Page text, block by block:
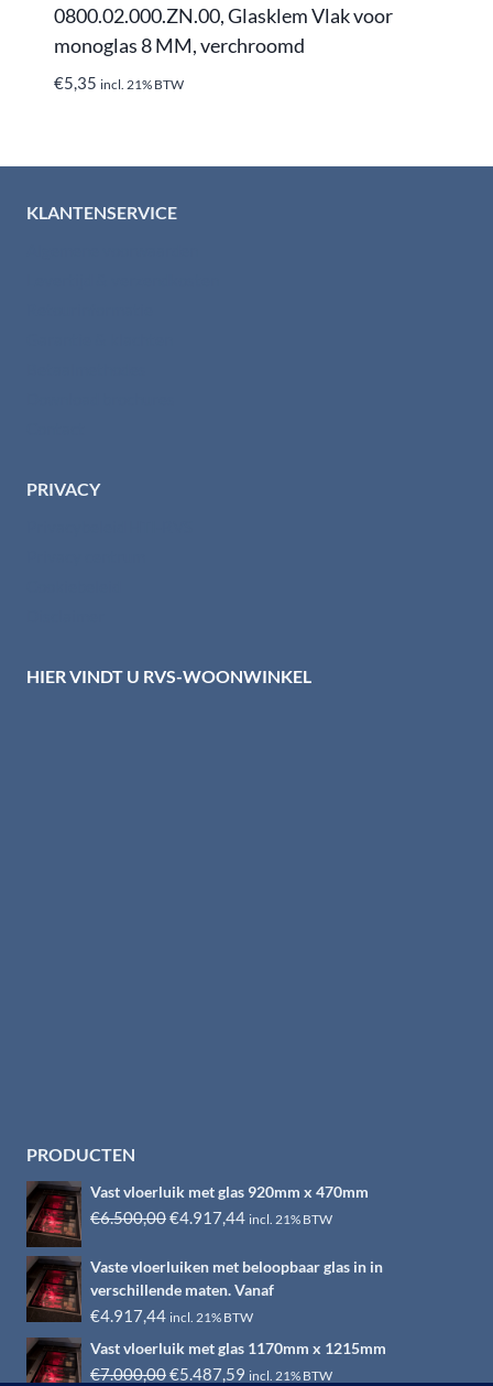
0800.02.000.ZN.00, Glasklem Vlak voor
monoglas 8 MM, verchroomd
€5,35 incl. 21% BTW
KLANTENSERVICE
PRIVACY
HIER VINDT U RVS-WOONWINKEL
PRODUCTEN
Vast vloerluik met glas 920mm x 470mm
€6.500,00Oorspronkelijke
was:
€6.500,00.
€4.917,44Huidige
is:
€4.917,44.
incl. 21% BTW
Vaste vloerluiken met beloopbaar glas in in
verschillende maten. Vanaf
€4.917,44 incl. 21% BTW
Vast vloerluik met glas 1170mm x 1215mm
€7.000,00Oorspronkelijke
€5.487,59 Huidige
incl. 21% BTW